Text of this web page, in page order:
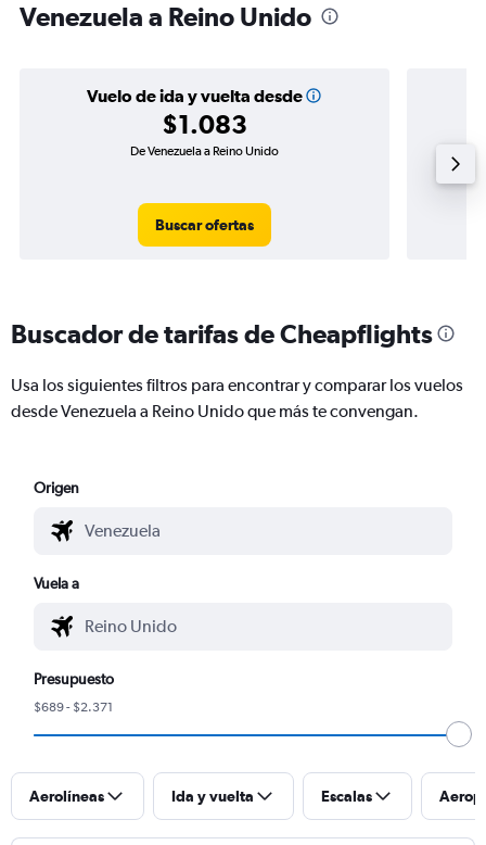
Venezuela a Reino Unido
Vuelo de ida y vuelta desde
$1.083
De Venezuela a Reino Unido
Buscar ofertas
Buscador de tarifas de Cheapflights
Usa los siguientes filtros para encontrar y comparar los vuelos
desde Venezuela a Reino Unido que más te convengan.
Origen
Vuela a
Presupuesto
$689 - $2.371
Aerolíneas Ida y vuelta Escalas